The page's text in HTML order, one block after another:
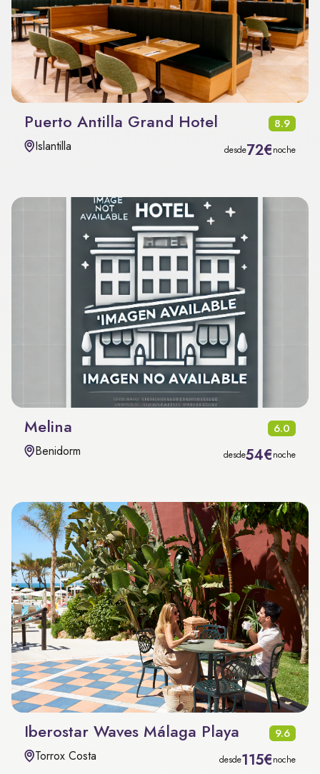
Puerto Antilla Grand Hotel 8.9
Islantilla desde72€noche
Melina 6.0
Benidorm desde54€noche
Iberostar Waves Málaga Playa 9.6
Torrox Costa desde115€noche